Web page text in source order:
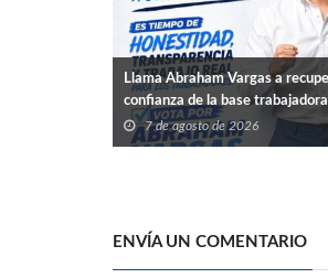
Llama Abraham Vargas a
confianza de la base trabajadora
ISSSTE en Tamaulipas
7 de agosto de 2026
ENVÍA UN COMENTARIO